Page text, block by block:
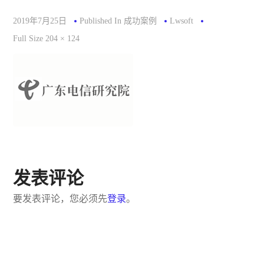
2019年7月25日 Published In 成功案例
Lwsoft
Full
Full Size 204 × 124
发表评论
要发表评论，您必须先登录。